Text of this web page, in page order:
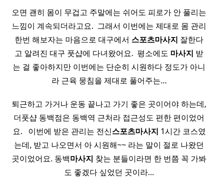
오면 괜히 몸이 무겁고 주말에는 쉬어도 피로가 안 풀리는
느낌이 계속되더라고요. ​ 그래서 이번에는 제대로 몸 관리
한번 해보자는 마음으로 대구에서 스포츠마사지 잘한다
고 알려진 대구 풋샵에 다녀왔어요. ​ 평소에도 마사지 받
는 걸 좋아하지만 이번에는 단순히 시원하다 정도가 아니
라 근육 뭉침을 제대로 풀어주는…
퇴근하고 가거나 운동 끝나고 가기 좋은 곳이어야 하는데,
더풋샵 동백점은 동백역 근처라 접근성도 편한 편이었어
요. ​ ​ 이번에 받은 관리는 전신스포츠마사지 1시간 코스였
는데, 받고 나오면서 아 시원해~~ 라는 말이 절로 나왔던
곳이었어요. 동백마사지 찾는 분들이라면 한 번쯤 꼭 가봐
도 좋겠다 싶었던 곳이라…